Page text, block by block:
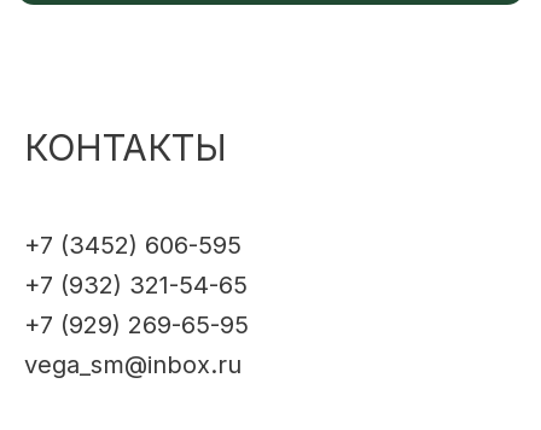
КОНТАКТЫ
+7 (3452) 606-595
+7 (932) 321-54-65
+7 (929) 269-65-95
vega_sm@inbox.ru